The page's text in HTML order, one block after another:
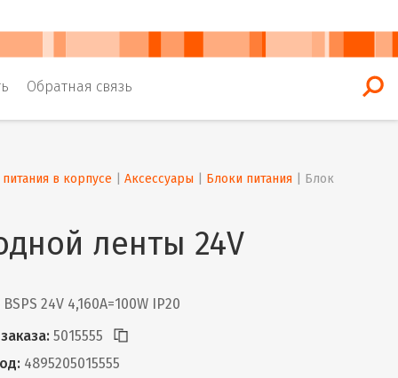
Обратная связь
в корпусе Аксессуары Блоки питания
Блок
ленты 24V
BSPS 24V 4,160A=100W IP20
5015555
4895205015555